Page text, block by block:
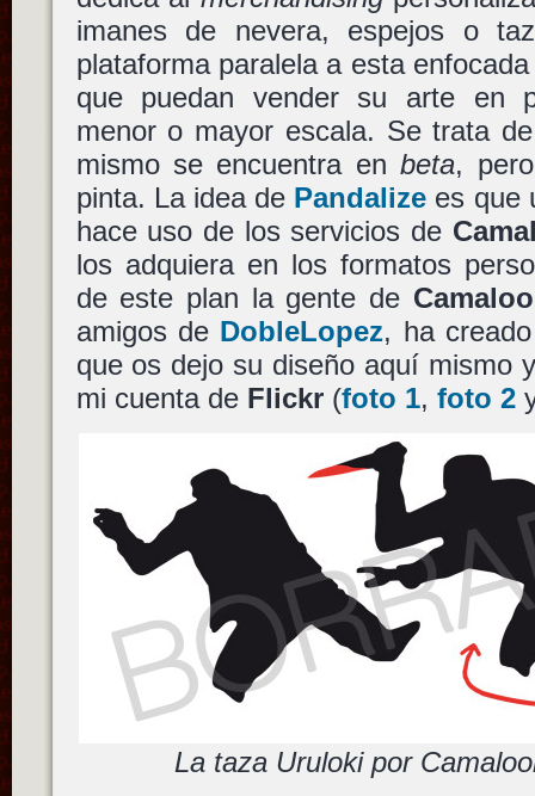
imanes de nevera, espejos o
plataforma paralela a esta
que puedan vender su arte en
menor o mayor escala. Se trata
mismo se encuentra enbeta,
pinta. La idea de Pandalize es que
hace uso de los servicios de
los adquiera en los formatos
de este plan la gente de
amigos de DobleLopez, ha
que os dejo su diseño aquí mismo
mi cuenta de Flickr(foto 1, foto 2
La taza Uruloki por